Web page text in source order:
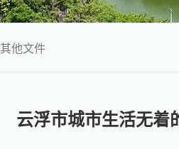
其他文件
云浮市城市生活无着